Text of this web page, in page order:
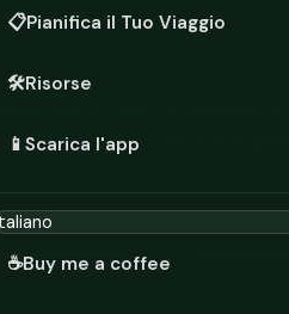
📋Pianifica il Tuo Viaggio
🛠️Risorse
📱 Scarica l'app
☕Buy me a coffee
isole e il sole di mezzanotte
terra. Porta strati. Di entrambi i
Corona Svedese (SEK)